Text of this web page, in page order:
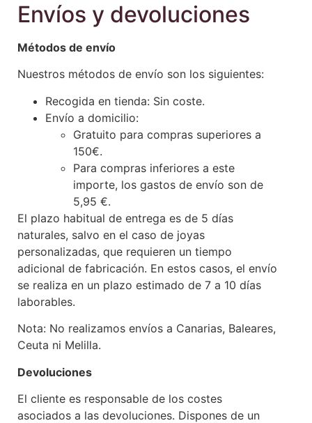
Envíos y devoluciones
Métodos de envío
Nuestros métodos de envío son los siguientes:
Recogida en tienda: Sin coste.
Envío a domicilio:
Gratuito para compras superiores a
150€.
Para compras inferiores a este
importe, los gastos de envío son de
5,95 €.
El plazo habitual de entrega es de 5 días
naturales, salvo en el caso de joyas
personalizadas, que requieren un tiempo
adicional de fabricación. En estos casos, el envío
se realiza en un plazo estimado de 7 a 10 días
laborables.
Nota: No realizamos envíos a Canarias, Baleares,
Ceuta ni Melilla.
Devoluciones
El cliente es responsable de los costes
asociados a las devoluciones. Dispones de un